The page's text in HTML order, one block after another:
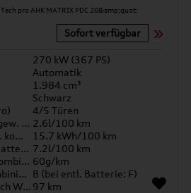
Sofort verfügbar
270 kW (367 PS)
Automatik
1.984 cm³
Schwarz
4/5 Türen
Kraftstoffverbrauch gew. kombiniert 2.6l/100 km
Stromverbrauch gew. kombiniert
15.7 kWh/100 km
Kraftst. komb. entl. Batterie 7.2l/100 km
CO2-Emission gew. kombiniert 60g/km
CO2-Klasse gew. kombiniert B (bei entl. Batterie: F)
Elektr. Reichweite nach WLTP* 97 km